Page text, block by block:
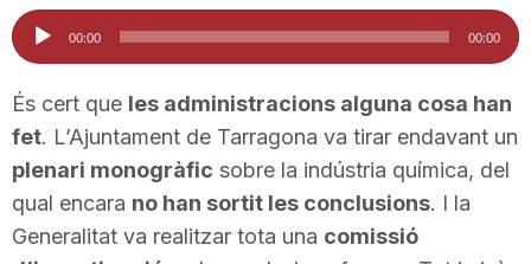
Reproductor
d'àudio
00:00 00:00
És cert que les administracions alguna cosa han
fet. L’Ajuntament de Tarragona va tirar endavant un
plenari monogràfic sobre la indústria química, del
qual encara no han sortit les conclusions. I la
Generalitat va realitzar tota una comissió